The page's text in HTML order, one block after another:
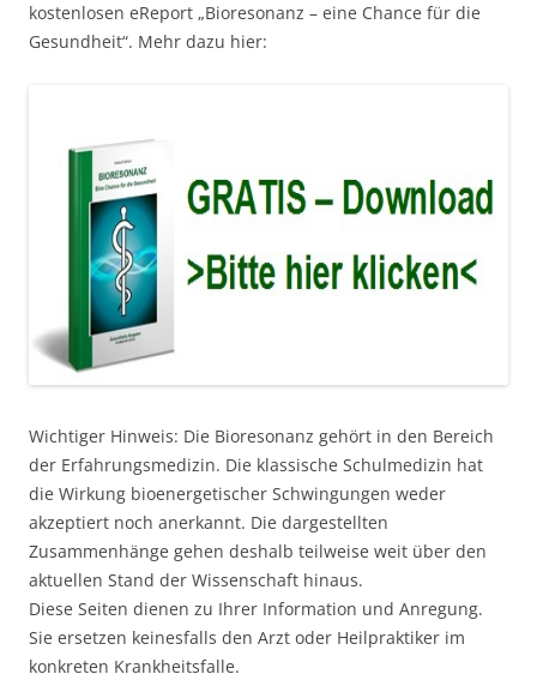
kostenlosen eReport „Bioresonanz – eine Chance für die
Gesundheit“. Mehr dazu hier:
Wichtiger Hinweis: Die Bioresonanz gehört in den Bereich
der Erfahrungsmedizin. Die klassische Schulmedizin hat
die Wirkung bioenergetischer Schwingungen weder
akzeptiert noch anerkannt. Die dargestellten
Zusammenhänge gehen deshalb teilweise weit über den
aktuellen Stand der Wissenschaft hinaus.
Diese Seiten dienen zu Ihrer Information und Anregung.
Sie ersetzen keinesfalls den Arzt oder Heilpraktiker im
konkreten Krankheitsfalle.